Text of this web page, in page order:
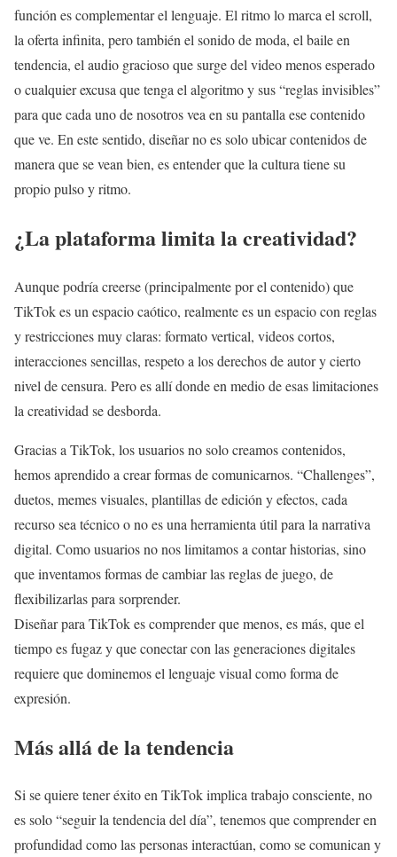
función es complementar el lenguaje. El ritmo lo marca el scroll,
la oferta infinita, pero también el sonido de moda, el baile en
tendencia, el audio gracioso que surge del video menos esperado
o cualquier excusa que tenga el algoritmo y sus “reglas invisibles”
para que cada uno de nosotros vea en su pantalla ese contenido
que ve. En este sentido, diseñar no es solo ubicar contenidos de
manera que se vean bien, es entender que la cultura tiene su
propio pulso y ritmo.
¿La plataforma limita la creatividad?
Aunque podría creerse (principalmente por el contenido) que
TikTok es un espacio caótico, realmente es un espacio con reglas
y restricciones muy claras: formato vertical, videos cortos,
interacciones sencillas, respeto a los derechos de autor y cierto
nivel de censura. Pero es allí donde en medio de esas limitaciones
la creatividad se desborda.
Gracias a TikTok, los usuarios no solo creamos contenidos,
hemos aprendido a crear formas de comunicarnos. “Challenges”,
duetos, memes visuales, plantillas de edición y efectos, cada
recurso sea técnico o no es una herramienta útil para la narrativa
digital. Como usuarios no nos limitamos a contar historias, sino
que inventamos formas de cambiar las reglas de juego, de
flexibilizarlas para sorprender.
Diseñar para TikTok es comprender que menos, es más, que el
tiempo es fugaz y que conectar con las generaciones digitales
requiere que dominemos el lenguaje visual como forma de
expresión.
Más allá de la tendencia
Si se quiere tener éxito en TikTok implica trabajo consciente, no
es solo “seguir la tendencia del día”, tenemos que comprender en
profundidad como las personas interactúan, como se comunican y